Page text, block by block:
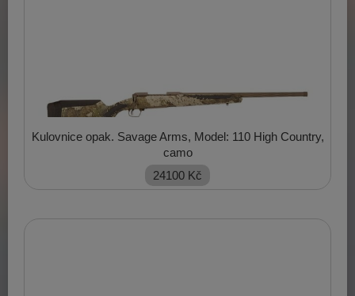
Kulovnice opak. Savage Arms, Model: 110 High Country,
camo
24100 Kč